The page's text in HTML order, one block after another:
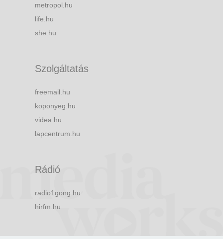
metropol.hu
life.hu
she.hu
Szolgáltatás
freemail.hu
koponyeg.hu
videa.hu
lapcentrum.hu
Rádió
radio1gong.hu
hirfm.hu